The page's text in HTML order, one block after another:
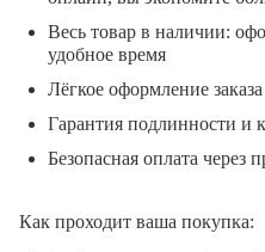
Весь товар в наличии:
удобное время
Лёгкое оформление
Гарантия подлинности и
Безопасная оплата через
Как проходит ваша покупка: